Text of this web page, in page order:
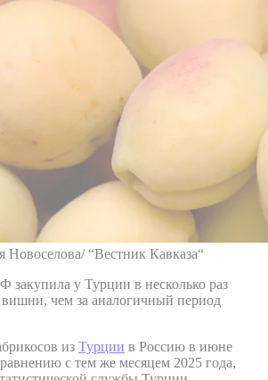
“Вестник Кавказа“
закупила у Турции в несколько раз
чем за аналогичный период
из Турции в Россию в июне
с тем же месяцем 2025 года,